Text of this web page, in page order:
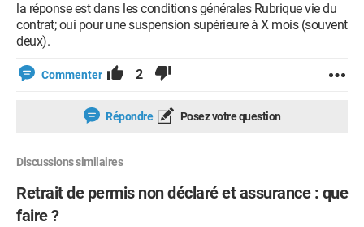
la réponse est dans les conditions générales Rubrique vie du
contrat; oui pour une suspension supérieure à X mois (souvent
deux).
Commenter 2
Répondre Posez votre question
Discussions similaires
Retrait de permis non déclaré et assurance : que
faire ?